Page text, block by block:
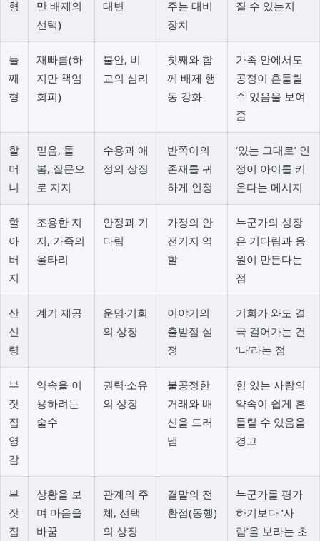
형
만 배제의
선택)
대변
주는 대비
장치
질 수 있는지
둘
째
형
재빠름(하
지만 책임
회피)
불안, 비
교의 심리
첫째와 함
께 배제 행
동 강화
가족 안에서도
공정이 흔들릴
수 있음을 보여
줌
할
머
니
믿음, 돌
봄, 질문으
로 지지
수용과 애
정의 상징
반쪽이의
존재를 귀
하게 인정
‘있는 그대로’ 인
정이 아이를 키
운다는 메시지
할
아
버
지
조용한 지
지, 가족의
울타리
안정과 기
다림
가정의 안
전기지 역
할
누군가의 성장
은 기다림과 응
원이 만든다는
점
산
신
령
계기 제공
운명·기회
의 상징
이야기의
출발점 설
정
기회가 와도 결
국 걸어가는 건
‘나’라는 점
부
잣
집
영
감
약속을 이
용하려는
술수
권력·소유
의 상징
불공정한
거래와 배
신을 드러
냄
힘 있는 사람의
약속이 쉽게 흔
들릴 수 있음을
경고
부
잣
집
상황을 보
며 마음을
바꿈
관계의 주
체, 선택
의 상징
결말의 전
환점(동행)
누군가를 평가
하기보다 ‘사
람’을 보라는 초